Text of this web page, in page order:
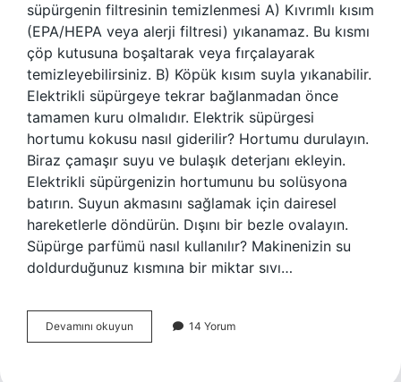
süpürgenin filtresinin temizlenmesi A) Kıvrımlı kısım
(EPA/HEPA veya alerji filtresi) yıkanamaz. Bu kısmı
çöp kutusuna boşaltarak veya fırçalayarak
temizleyebilirsiniz. B) Köpük kısım suyla yıkanabilir.
Elektrikli süpürgeye tekrar bağlanmadan önce
tamamen kuru olmalıdır. Elektrik süpürgesi
hortumu kokusu nasıl giderilir? Hortumu durulayın.
Biraz çamaşır suyu ve bulaşık deterjanı ekleyin.
Elektrikli süpürgenizin hortumunu bu solüsyona
batırın. Suyun akmasını sağlamak için dairesel
hareketlerle döndürün. Dışını bir bezle ovalayın.
Süpürge parfümü nasıl kullanılır? Makinenizin su
doldurduğunuz kısmına bir miktar sıvı…
Devamını okuyun Torbasız
Süpürge
14 Yorum